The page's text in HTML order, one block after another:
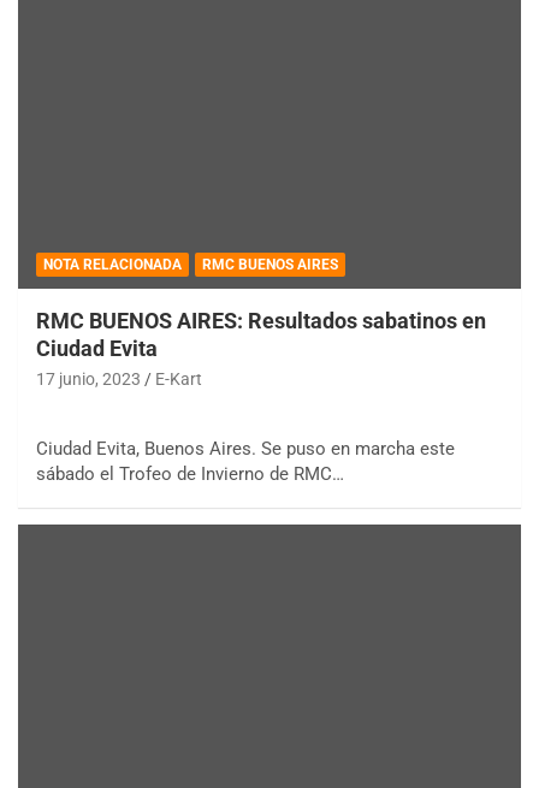
NOTA RELACIONADA RMC BUENOS AIRES
RMC BUENOS AIRES: Resultados sabatinos en
Ciudad Evita
17 junio, 2023 E-Kart
Ciudad Evita, Buenos Aires. Se puso en marcha este
sábado el Trofeo de Invierno de RMC…